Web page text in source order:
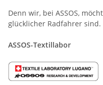
Denn wir, bei ASSOS,
glücklicher Radfahrer sind.
ASSOS-Textillabor